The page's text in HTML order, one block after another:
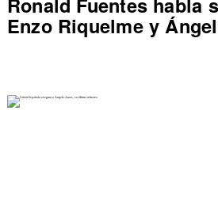
Enzo Riquelme y